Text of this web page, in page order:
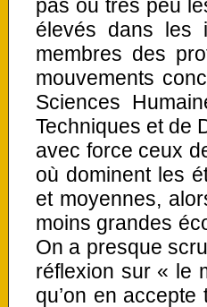
pas ou très peu
élevés dans les
membres des
mouvements
Sciences
Techniques et de
avec force ceux
où dominent les
et moyennes,
moins grandes
On a presque
réflexion sur « le
qu’on en